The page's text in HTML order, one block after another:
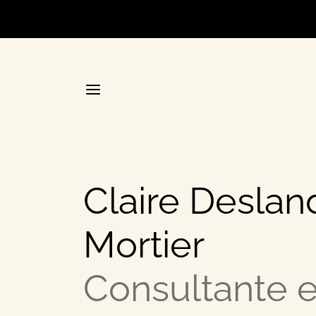
Accueil
Annuaire
Claire
Mortier
Consultante